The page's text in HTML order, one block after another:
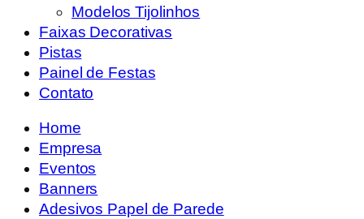
Modelos Tijolinhos
Faixas Decorativas
Pistas
Painel de Festas
Contato
Home
Empresa
Eventos
Banners
Adesivos Papel de Parede